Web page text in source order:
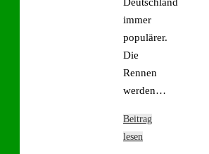
Deutschland
immer
populärer.
Die
Rennen
werden…
Beitrag
lesen